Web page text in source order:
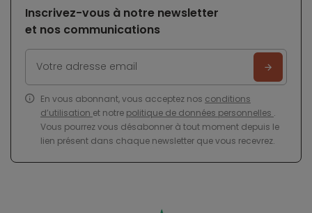
Inscrivez-vous à notre newsletter
et nos communications
En vous abonnant, vous acceptez nos conditions
d’utilisation et notre politique de données personnelles .
Vous pourrez vous désabonner à tout moment depuis le
lien présent dans chaque newsletter que vous recevrez.